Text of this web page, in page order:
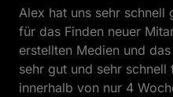
Alex hat uns sehr schnell
für das Finden neuer
erstellten Medien und
sehr gut und sehr
innerhalb von nur 4